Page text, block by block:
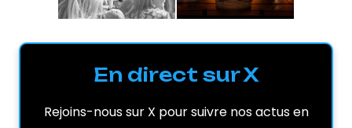
En direct sur X
Rejoins-nous sur X pour suivre nos actus en